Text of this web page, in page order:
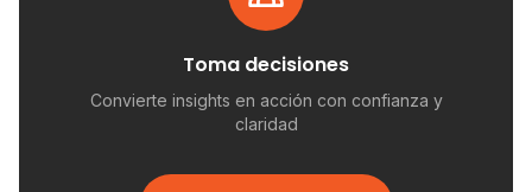
Toma decisiones
Convierte insights en acción con confianza y
claridad